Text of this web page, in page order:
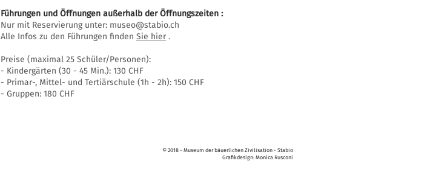
Führungen und Öffnungen außerhalb der Öffnungszeiten :
Nur mit Reservierung unter: museo@stabio.ch
Alle Infos zu den Führungen finden Sie hier .
Preise (maximal 25 Schüler/Personen):
- Kindergärten (30 - 45 Min.): 130 CHF
- Primar-, Mittel- und Tertiärschule (1h - 2h): 150 CHF
- Gruppen: 180 CHF
© 2018 - Museum der bäuerlichen Zivilisation - Stabio
Grafikdesign: Monica Rusconi